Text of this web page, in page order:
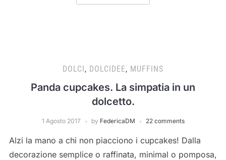
DOLCI, DOLCIDEE, MUFFINS
Panda cupcakes. La simpatia in un
dolcetto.
1 Agosto 2017 by FedericaDM 22 comments
Alzi la mano a chi non piacciono i cupcakes! Dalla
decorazione semplice o raffinata, minimal o pomposa,